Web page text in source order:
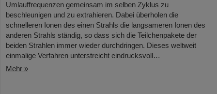
Umlauffrequenzen gemeinsam im selben Zyklus zu
beschleunigen und zu extrahieren. Dabei überholen die
schnelleren Ionen des einen Strahls die langsameren Ionen des
anderen Strahls ständig, so dass sich die Teilchenpakete der
beiden Strahlen immer wieder durchdringen. Dieses weltweit
einmalige Verfahren unterstreicht eindrucksvoll…
Mehr »